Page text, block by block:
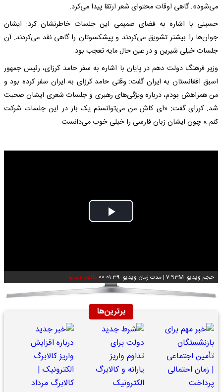
می‌شود». گاهی اوقات محتوای شعر ارتقا پیدا می‌کرد.
حسینی با اشاره به فضای صمیمی این جلسات خاطرنشان کرد: ایشان
جوان‌ها را بیشتر تشویق می‌کردند و پیشکسوتان را گاهی نقد می‌کردند. آن
جلسات خیلی شیرین و در عین حال مایه تعجب بود.
وزیر فرهنگ دولت دهم در پایان با اشاره به سفر حامد کرزای، رئیس جمهور
اسبق افغانستان به ایران گفت: وقتی حامد کرزای به ایران سفر کرده بود و
من همراهش بودم، درباره ویژگی‌های رهبری و جلسات شعری ایشان صحبت
شد. کرزای گفت: «ای کاش من می‌توانستم یک بار در این جلسات شرکت
کنم.» چون ایشان زبان فارسی را خیلی خوب می‌دانست.
Play
حجم ویدیو: 7.93M |مدت زمان ویدیو: 00:01:39 دانلود ویدیو
برترین‌ها